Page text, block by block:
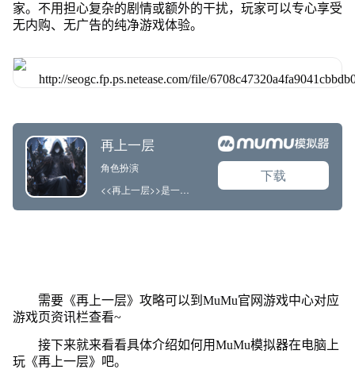
家。不用担心复杂的剧情或额外的干扰，玩家可以专心享受
无内购、无广告的纯净游戏体验。
需要《再上一层》攻略可以到MuMu官网游戏中心对应
游戏页资讯栏查看~
接下来就来看看具体介绍如何用MuMu模拟器在电脑上
玩《再上一层》吧。